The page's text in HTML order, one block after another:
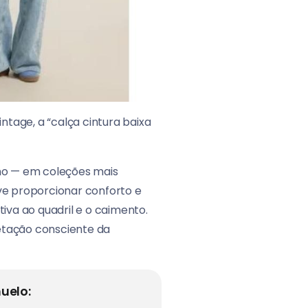
a “calça cintura baixa
— em coleções mais
proporcionar conforto e
ao quadril e o caimento.
consciente da